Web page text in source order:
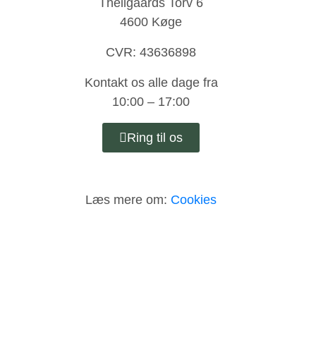
4600 Køge
CVR: 43636898
Kontakt os alle dage fra
10:00 – 17:00
Ring til os
Læs mere om: Cookies